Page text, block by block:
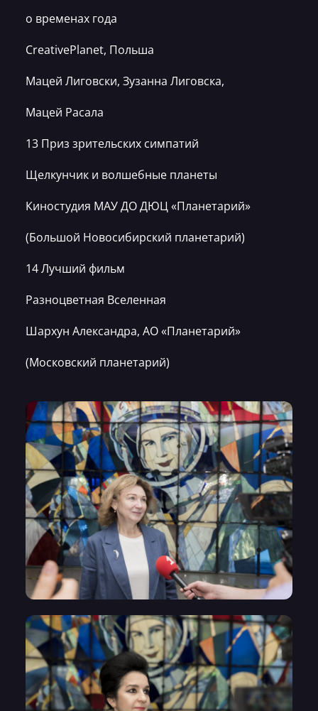
о временах года
CreativePlanet, Польша
Мацей Лиговски, Зузанна Лиговска,
Мацей Расала
13 Приз зрительских симпатий
Щелкунчик и волшебные планеты
Киностудия МАУ ДО ДЮЦ «Планетарий»
(Большой Новосибирский планетарий)
14 Лучший фильм
Разноцветная Вселенная
Шархун Александра, АО «Планетарий»
(Московский планетарий)